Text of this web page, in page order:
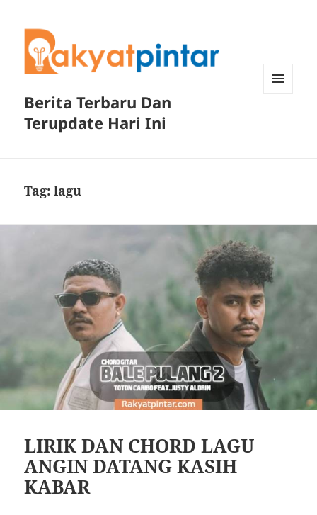
Berita Terbaru Dan
Terupdate Hari Ini
Tag:lagu
LIRIK DAN CHORD LAGU
ANGIN DATANG KASIH
KABAR